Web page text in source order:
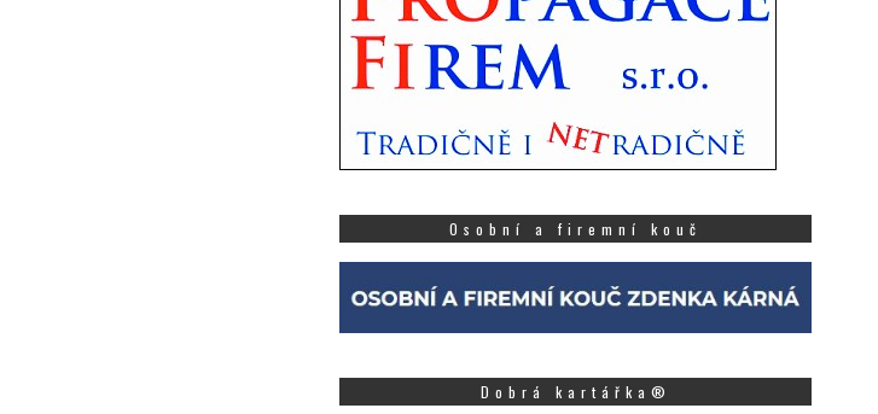
Osobní a firemní kouč
Dobrá kartářka®